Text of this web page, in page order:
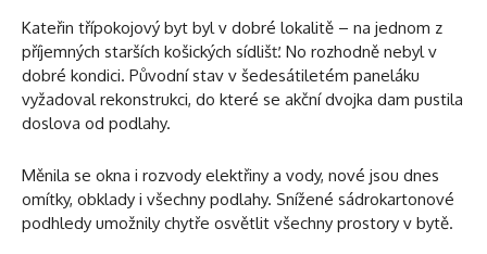
Kateřin třípokojový byt byl v dobré lokalitě – na jednom z
příjemných starších košických sídlišť. No rozhodně nebyl v
dobré kondici. Původní stav v šedesátiletém paneláku
vyžadoval rekonstrukci, do které se akční dvojka dam pustila
doslova od podlahy.
Měnila se okna i rozvody elektřiny a vody, nové jsou dnes
omítky, obklady i všechny podlahy. Snížené sádrokartonové
podhledy umožnily chytře osvětlit všechny prostory v bytě.